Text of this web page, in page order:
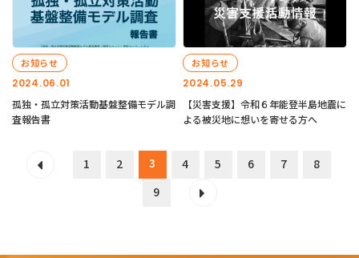
2024.06.01
お知らせ
孤独・孤立対策活動基盤整備モデル調
査報告書
2024.05.29
お知らせ
【災害支援】令和６年能登半島地震に
よる被災地に想いを寄せる方へ
1 2 3 4 5 6 7
8
9